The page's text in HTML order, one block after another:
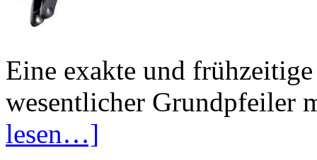
Eine exakte und
wesentlicher Grundpfeiler
lesen…]